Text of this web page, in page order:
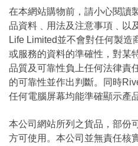
在本網站購物前，請小心閱讀
品資料﹑用法及注意事項﹑以
Life Limited並不會對任何製造
或服務的資料的準確性，對某
品質及可靠性負上任何法律責
的可靠性並作出判斷。同時
任何電腦屏幕均能準確顯示產
本公司網站所列之貨品，部份
方可使用。本公司並無責任核